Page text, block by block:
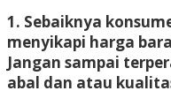
1. Sebaiknya
menyikapi harga
Jangan sampai
abal dan atau